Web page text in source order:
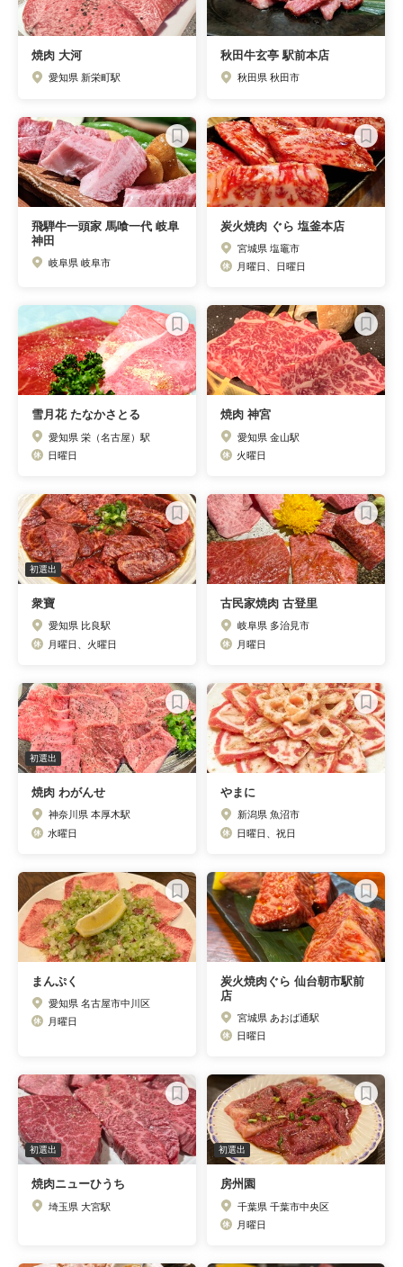
焼肉 大河
愛知県 新栄町駅
秋田牛玄亭 駅前本店
秋田県 秋田市
飛騨牛一頭家 馬喰一代 岐阜
神田
岐阜県 岐阜市
炭火焼肉 ぐら 塩釜本店
宮城県 塩竈市
月曜日、日曜日
雪月花 たなかさとる
愛知県 栄（名古屋）駅
日曜日
焼肉 神宮
愛知県 金山駅
火曜日
初選出
衆寶
愛知県 比良駅
月曜日、火曜日
古民家焼肉 古登里
岐阜県 多治見市
月曜日
初選出
焼肉 わがんせ
神奈川県 本厚木駅
水曜日
やまに
新潟県 魚沼市
日曜日、祝日
まんぷく
愛知県 名古屋市中川区
月曜日
炭火焼肉ぐら 仙台朝市駅前
店
宮城県 あおば通駅
日曜日
初選出
焼肉ニューひうち
埼玉県 大宮駅
初選出
房州園
千葉県 千葉市中央区
月曜日